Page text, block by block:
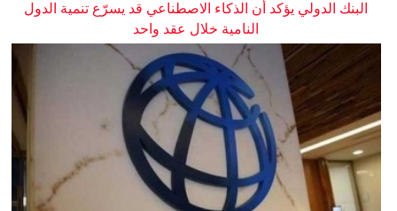
البنك الدولي يؤكد أن الذكاء الاصطناعي قد يسرّع تنمية الدول
النامية خلال عقد واحد